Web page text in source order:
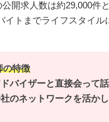
開求人数は約29,000件
イトまでライフスタイル
の特徴
バイザーと直接会って
のネットワークを活か